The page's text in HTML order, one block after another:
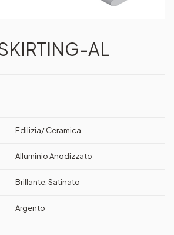
AL
Edilizia/ Ceramica
Alluminio Anodizzato
Brillante, Satinato
Argento